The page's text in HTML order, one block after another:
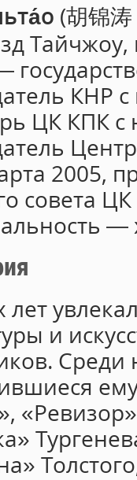
(胡锦涛
КНР
ЦК КПК с
2005,
совета
—
и
Среди